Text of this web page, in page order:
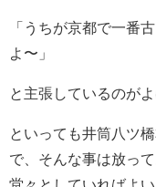
「うちが京都で一番
よ〜」
と主張しているのが
といっても井筒八ツ
で、そんな事は放っ